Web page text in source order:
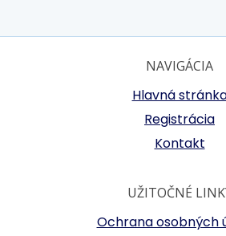
NAVIGÁCIA
Hlavná
Registrácia
Kontakt
UŽITOČNÉ
Ochrana osobných